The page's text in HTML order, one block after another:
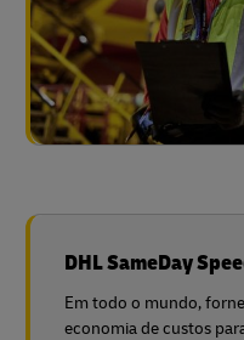
DHL SameDay
Em todo o mundo,
economia de custos